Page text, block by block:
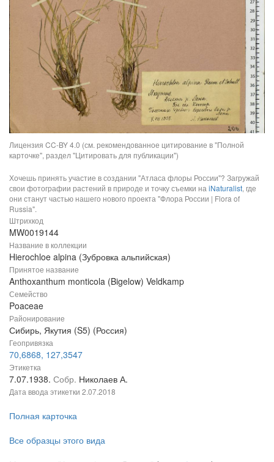
Лицензия CC-BY 4.0 (см. рекомендованное цитирование в "Полной
карточке", раздел "Цитировать для публикации")
Хочешь принять участие в создании "Атласа флоры России"? Загружай
свои фотографии растений в природе и точку съемки на iNaturalist, где
они станут частью нашего нового проекта "Флора России | Flora of
Russia".
Штрихкод
MW0019144
Название в коллекции
Hierochloe alpina (Зубровка альпийская)
Принятое название
Anthoxanthum monticola (Bigelow) Veldkamp
Семейство
Poaceae
Районирование
Сибирь, Якутия (S5) (Россия)
Геопривязка
70,6868, 127,3547
Этикетка
7.07.1938. Собр. Николаев А.
Дата ввода этикетки 2.07.2018
Полная карточка
Все образцы этого вида